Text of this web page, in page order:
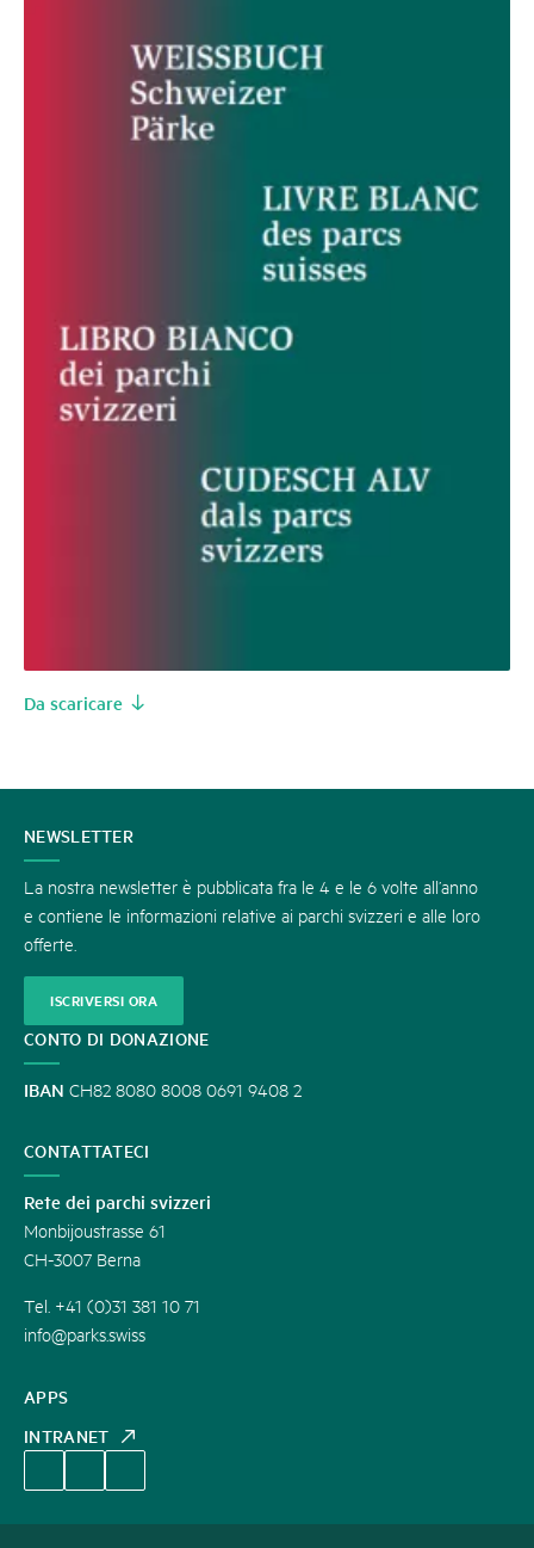
Da scaricare
CONTATTATECI
APPS
INTRANET
NEWSLETTER
La nostra newsletter è pubblicata fra le 4 e le 6 volte all’anno
e contiene le informazioni relative ai parchi svizzeri e alle loro
offerte.
ISCRIVERSI ORA
CONTO DI DONAZIONE
IBAN CH82 8080 8008 0691 9408 2
CONTATTATECI
Rete dei parchi svizzeri
Monbijoustrasse 61
CH-3007 Berna
Tel. +41 (0)31 381 10 71
info@parks.swiss